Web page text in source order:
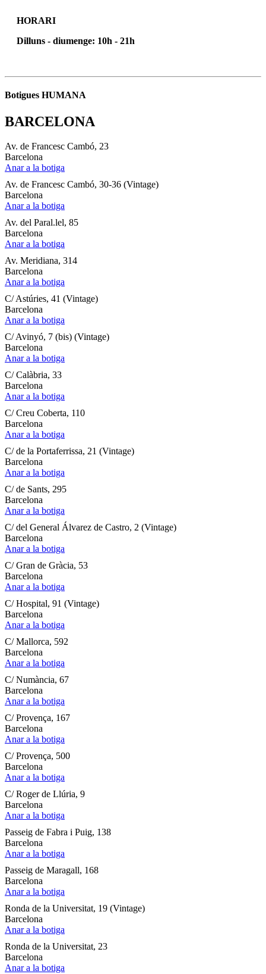
HORARI
Dilluns - diumenge: 10h - 21h
Botigues HUMANA
BARCELONA
Av. de Francesc Cambó, 23
Barcelona
Anar a la botiga
Av. de Francesc Cambó, 30-36 (Vintage)
Barcelona
Anar a la botiga
Av. del Paral.lel, 85
Barcelona
Anar a la botiga
Av. Meridiana, 314
Barcelona
Anar a la botiga
C/ Astúries, 41 (Vintage)
Barcelona
Anar a la botiga
C/ Avinyó, 7 (bis) (Vintage)
Barcelona
Anar a la botiga
C/ Calàbria, 33
Barcelona
Anar a la botiga
C/ Creu Coberta, 110
Barcelona
Anar a la botiga
C/ de la Portaferrissa, 21 (Vintage)
Barcelona
Anar a la botiga
C/ de Sants, 295
Barcelona
Anar a la botiga
C/ del General Álvarez de Castro, 2 (Vintage)
Barcelona
Anar a la botiga
C/ Gran de Gràcia, 53
Barcelona
Anar a la botiga
C/ Hospital, 91 (Vintage)
Barcelona
Anar a la botiga
C/ Mallorca, 592
Barcelona
Anar a la botiga
C/ Numància, 67
Barcelona
Anar a la botiga
C/ Provença, 167
Barcelona
Anar a la botiga
C/ Provença, 500
Barcelona
Anar a la botiga
C/ Roger de Llúria, 9
Barcelona
Anar a la botiga
Passeig de Fabra i Puig, 138
Barcelona
Anar a la botiga
Passeig de Maragall, 168
Barcelona
Anar a la botiga
Ronda de la Universitat, 19 (Vintage)
Barcelona
Anar a la botiga
Ronda de la Universitat, 23
Barcelona
Anar a la botiga